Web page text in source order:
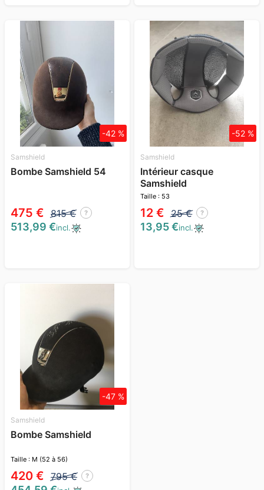
Samshield
Bombe Samshield 54
475 € 815 € ?
-42 %
513,99 €incl.
Samshield
Intérieur casque
Samshield
Taille : 53
12 € 25 € ?
-52 %
13,95 €incl.
Samshield
Bombe Samshield
Taille : M (52 à 56)
420 € 795 € ?
-47 %